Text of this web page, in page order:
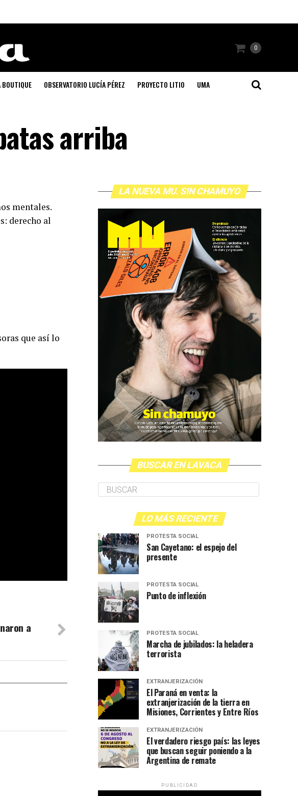
0
OBSERVATORIO LUCÍA PÉREZ PROYECTO LITIO UMA
arriba
mentales.
derecho al
que así lo
a
LA NUEVA MU. SIN CHAMUYO
BUSCAR EN LAVACA
LO MÁS RECIENTE
PROTESTA SOCIAL
San Cayetano: el espejo del
presente
PROTESTA SOCIAL
Punto de inflexión
PROTESTA SOCIAL
Marcha de jubilados: la heladera
terrorista
EXTRANJERIZACIÓN
El Paraná en venta: la
extranjerización de la tierra en
Misiones, Corrientes y Entre Ríos
EXTRANJERIZACIÓN
El verdadero riesgo país: las leyes
que buscan seguir poniendo a la
Argentina de remate
PUBLICIDAD